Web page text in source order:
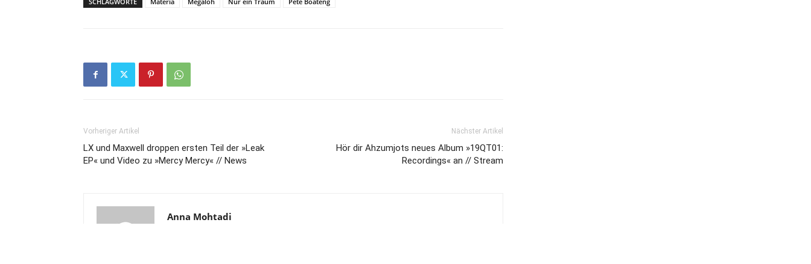
Vorheriger Artikel
LX und Maxwell droppen ersten Teil der »Leak
EP« und Video zu »Mercy Mercy« // News
Nächster Artikel
Hör dir Ahzumjots neues Album »19QT01:
Recordings« an // Stream
Anna Mohtadi